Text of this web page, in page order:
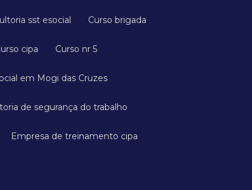
sst esocial Curso brigada
Curso cipa Curso nr 5
em Mogi das Cruzes
de segurança do trabalho
Empresa de treinamento cipa